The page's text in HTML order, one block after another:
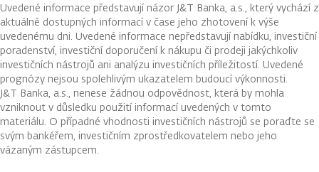
Uvedené informace představují názor J&T Banka, a.s., který vychází z
aktuálně dostupných informací v čase jeho zhotovení k výše
uvedenému dni. Uvedené informace nepředstavují nabídku, investiční
poradenství, investiční doporučení k nákupu či prodeji jakýchkoliv
investičních nástrojů ani analýzu investičních příležitostí. Uvedené
prognózy nejsou spolehlivým ukazatelem budoucí výkonnosti.
J&T Banka, a.s., nenese žádnou odpovědnost, která by mohla
vzniknout v důsledku použití informací uvedených v tomto
materiálu. O případné vhodnosti investičních nástrojů se poraďte se
svým bankéřem, investičním zprostředkovatelem nebo jeho
vázaným zástupcem.